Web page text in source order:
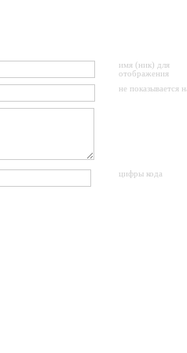
имя (ник) для
отображения
не показывается
цифры кода